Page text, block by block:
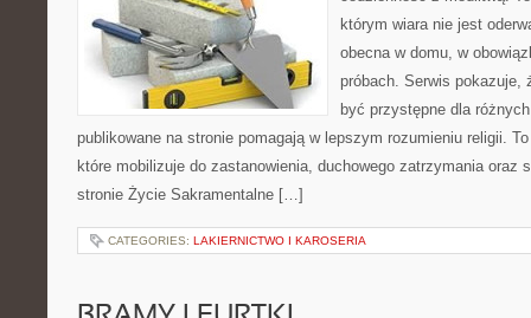
którym wiara nie jest
obecna w domu, w
próbach. Serwis pokazuje,
być przystępne dla
publikowane na stronie pomagają w lepszym rozumieniu religii.
które mobilizuje do zastanowienia, duchowego zatrzymania oraz
stronie Życie Sakramentalne […]
CATEGORIES: LAKIERNICTWO I KAROSERIA